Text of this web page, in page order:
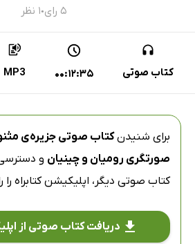
۵ رای ● ۱ نظر
کتاب صوتی 00:12:35
MP3
برای شنیدنکتاب صوتی جزیره‌ی
صورتگری رومیان و چینیان و
کتاب صوتی دیگر، اپلیکیشن کتابراه
دریافت کتاب صوتی از